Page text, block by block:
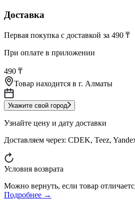
Доставка
Первая покупка с доставкой за 490 ₸
При оплате в приложении
490 ₸
Товар находится в г. Алматы
Укажите свой город
Узнайте цену и дату доставки
Доставляем через: CDEK, Teez,
Условия возврата
Можно вернуть, если товар
Подробнее →